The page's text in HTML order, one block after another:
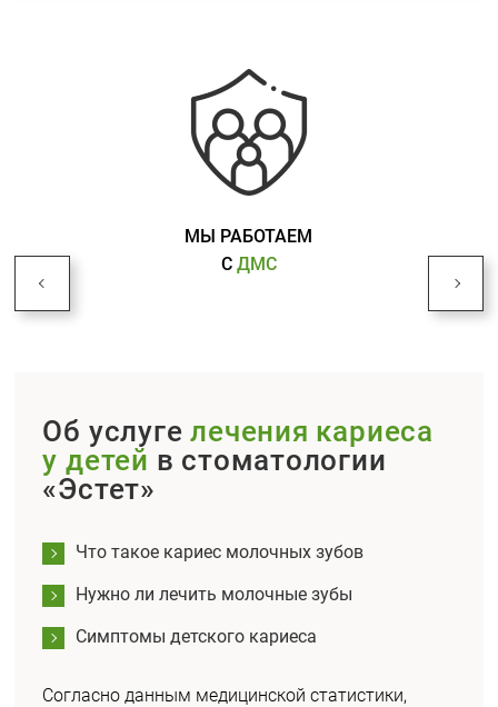
МЫ РАБОТАЕМ
С ДМС
Об услугелечения кариеса
у детей в стоматологии
«Эстет»
Что такое кариес молочных зубов
Нужно ли лечить молочные зубы
Симптомы детского кариеса
Согласно данным медицинской статистики,